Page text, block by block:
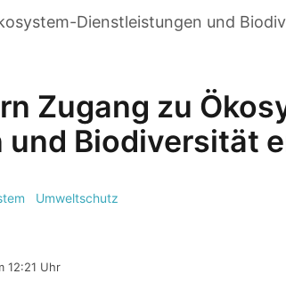
Dienstleistungen und
Zugang zu
Biodiversität
Umweltschutz
12:21 Uhr